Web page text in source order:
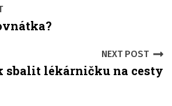
NEXT POST
sbalit lékárničku na cesty